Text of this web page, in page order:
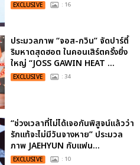
EXCLUSIVE : 16
ประมวลภาพ “จอส-กวิน” จัดปาร์ตี้
ริมหาดสุดฮอต ในคอนเสิร์ตครั้งยิ่ง
ใหญ่ “JOSS GAWIN HEAT ...
EXCLUSIVE : 34
“ช่วงเวลาที่ไม่ได้เจอกันพิสูจน์แล้วว่า
รักแท้จะไม่มีวันจางหาย” ประมวล
ภาพ JAEHYUN กับแฟน...
EXCLUSIVE : 10